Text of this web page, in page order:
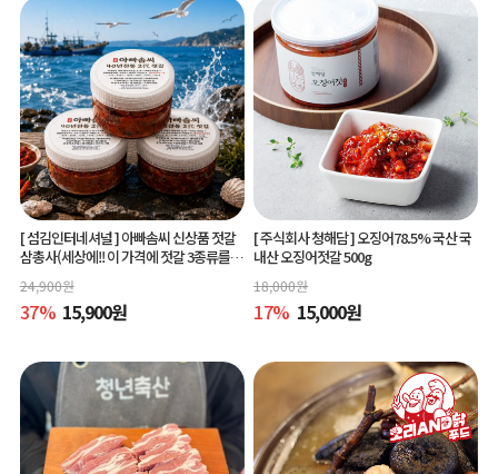
[ 섬김인터네셔널 ]아빠솜씨 신상품 젓갈
삼총사(세상에!! 이 가격에 젓갈 3종류를?)
24,900원
37% 15,900원
[ 주식회사 청해담 ]오징어78.5% 국산 국
내산 오징어젓갈 500g
18,000원
17% 15,000원